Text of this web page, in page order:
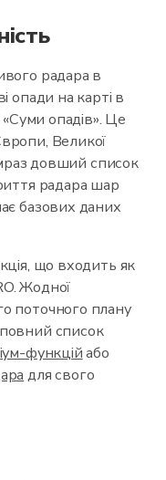
радара в
опади на карті в
«Суми опадів». Це
Великої
довший список
радара шар
базових даних
що входить як
Жодної
поточного плану
список
функційабо
для свого